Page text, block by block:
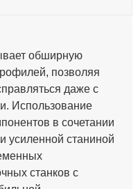
обширную
позволяя
даже с
Использование
в сочетании
усиленной станиной
станков с